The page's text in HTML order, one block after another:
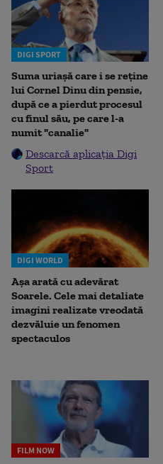
DIGI SPORT
Suma uriașă care i se reține
lui Cornel Dinu din pensie,
după ce a pierdut procesul
cu finul său, pe care l-a
numit "canalie"
Descarcă aplicația Digi
Sport
DIGI WORLD
Așa arată cu adevărat
Soarele. Cele mai detaliate
imagini realizate vreodată
dezvăluie un fenomen
spectaculos
FILM NOW